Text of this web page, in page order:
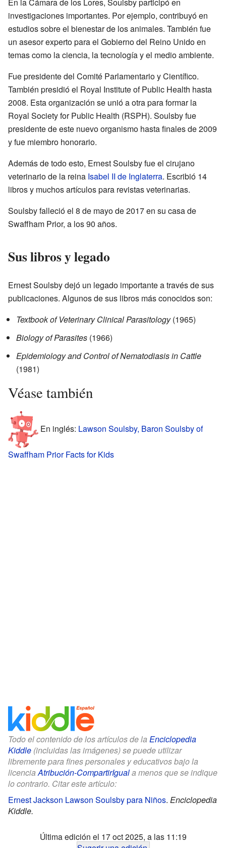
investigaciones importantes. Por ejemplo, contribuyó en
estudios sobre el bienestar de los animales. También fue
un asesor experto para el Gobierno del Reino Unido en
temas como la ciencia, la tecnología y el medio ambiente.
Fue presidente del Comité Parlamentario y Científico.
También presidió el Royal Institute of Public Health hasta
2008. Esta organización se unió a otra para formar la
Royal Society for Public Health (RSPH). Soulsby fue
presidente de este nuevo organismo hasta finales de 2009
y fue miembro honorario.
Además de todo esto, Ernest Soulsby fue el cirujano
veterinario de la reina Isabel II de Inglaterra. Escribió 14
libros y muchos artículos para revistas veterinarias.
Soulsby falleció el 8 de mayo de 2017 en su casa de
Swaffham Prior, a los 90 años.
Sus libros y legado
Ernest Soulsby dejó un legado importante a través de sus
publicaciones. Algunos de sus libros más conocidos son:
Textbook of Veterinary Clinical Parasitology(1965)
Biology of Parasites (1966)
Epidemiology and Control of Nematodiasis in Cattle
(1981)
Véase también
En inglés: Lawson Soulsby, Baron Soulsby of
Swaffham Prior Facts for Kids
Todo el contenido de los artículos de la Enciclopedia
Kiddle (incluidas las imágenes) se puede utilizar
libremente para fines personales y educativos bajo la
licenciaAtribución-CompartirIguala menos que se indique
lo contrario. Citar este artículo:
Ernest Jackson Lawson Soulsby para Niños. Enciclopedia
Kiddle.
Última edición el 17 oct 2025, a las 11:19